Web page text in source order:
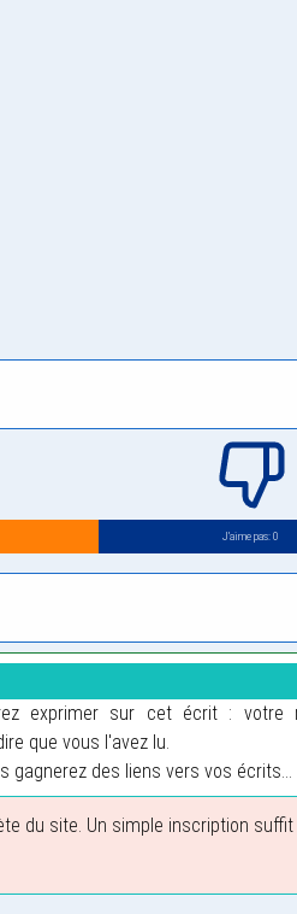
J’aime pas: 0
exprimer sur cet écrit : votre
que vous l'avez lu.
des liens vers vos écrits...
du site. Un simple inscription suffit